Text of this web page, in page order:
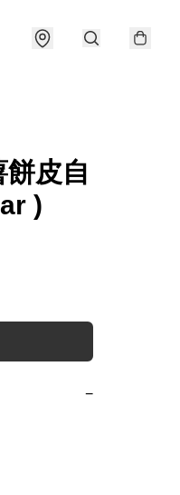
皮自
)
−